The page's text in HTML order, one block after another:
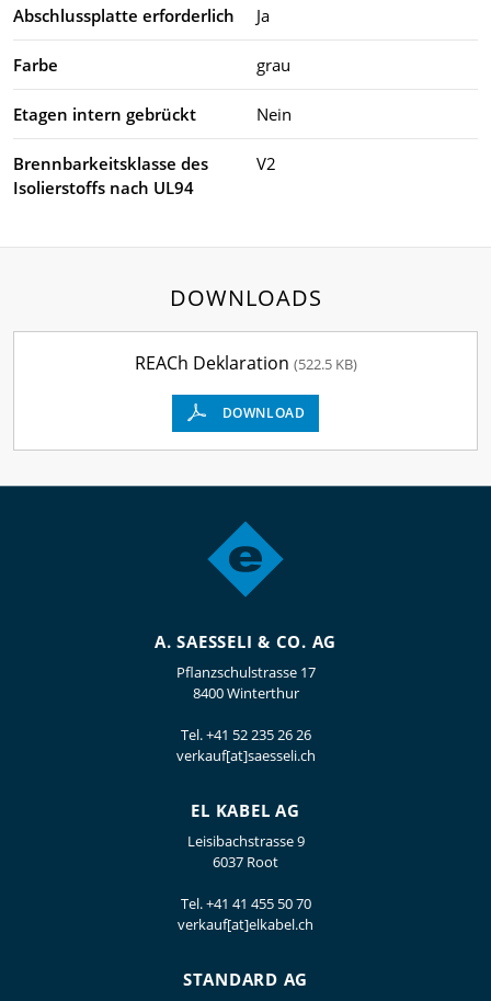
Abschlussplatte erforderlich Ja
Farbe grau
Etagen intern gebrückt Nein
Brennbarkeitsklasse des
Isolierstoffs nach UL94
V2
DOWNLOADS
REACh Deklaration (522.5 KB)
DOWNLOAD
A. SAESSELI & CO. AG
Pflanzschulstrasse 17
8400 Winterthur
Tel.+41 52 235 26 26
verkauf[at]saesseli.ch
EL KABEL AG
Leisibachstrasse 9
6037 Root
Tel.+41 41 455 50 70
verkauf[at]elkabel.ch
STANDARD AG